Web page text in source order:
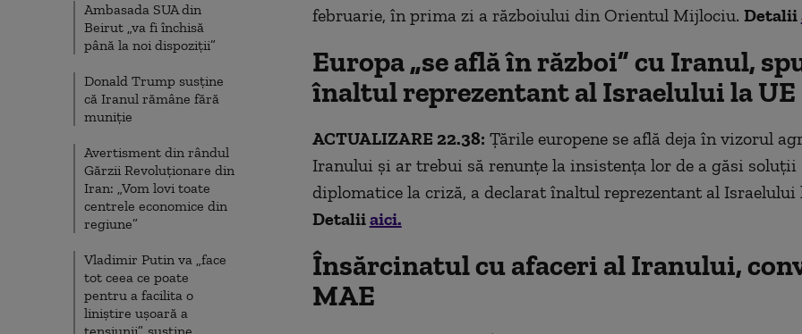
Ambasada SUA din
Beirut „va fi închisă
până la noi dispoziții”
Donald Trump susține
că Iranul rămâne fără
muniție
Avertisment din rândul
Gărzii Revoluționare din
Iran: „Vom lovi toate
centrele economice din
regiune”
Vladimir Putin va „face
tot ceea ce poate
pentru a facilita o
liniștire ușoară a
februarie, în prima zi a războiului din Orientul Mijlociu. Detalii
Europa „se află în război” cu Iranul,
înaltul reprezentant al Israelului la UE
ACTUALIZARE 22.38: Țările europene se află deja în vizorul
Iranului și ar trebui să renunțe la insistența lor de a găsi soluții
diplomatice la criză, a declarat înaltul reprezentant al Israelului
Detaliiaici.
Însărcinatul cu afaceri al Iranului,
MAE